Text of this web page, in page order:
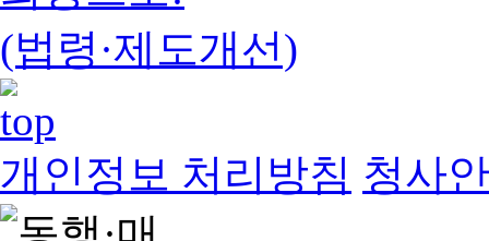
(법령·제도개선)
개인정보 처리방침 청사